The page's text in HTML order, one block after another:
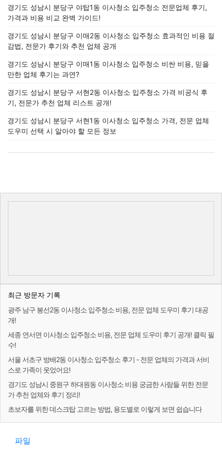
경기도 성남시 분당구 야탑1동 이사청소 입주청소 전문업체 후기,
가격과 비용 비교 완벽 가이드!
경기도 성남시 분당구 이매2동 이사청소 입주청소 효과적인 비용 절
감법, 전문가 후기와 추천 업체 공개
경기도 성남시 분당구 이매1동 이사청소 입주청소 비싼 비용, 믿을
만한 업체 후기는 과연?
경기도 성남시 분당구 서현2동 이사청소 입주청소 가격 비공식 후
기, 전문가 추천 업체 리스트 공개!
경기도 성남시 분당구 서현1동 이사청소 입주청소 가격, 전문 업체
도우미 선택 시 알아야 할 모든 정보
최근 방문자 기록
광주 남구 봉선2동 이사청소 입주청소 비용, 전문 업체 도우미 후기 대공
개!
세종 연서면 이사청소 입주청소 비용, 전문 업체 도우미 후기 공개! 클릭 필
수!
서울 서초구 방배2동 이사청소 입주청소 후기 - 전문 업체의 가격과 서비
스로 가족이 웃었어요!
경기도 성남시 중원구 하대원동 이사청소 비용 궁금한 사람들 위한 전문
가 추천 업체와 후기 정리!
초보자를 위한 데스크탑 고르는 방법, 용도별로 이렇게 보면 쉽습니다
파일